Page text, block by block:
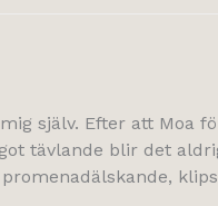
själv. Efter att Moa
tävlande blir det